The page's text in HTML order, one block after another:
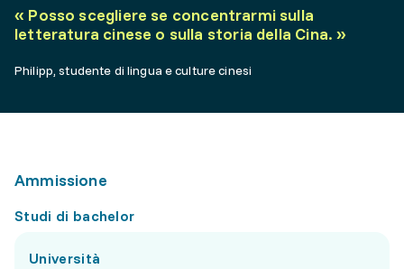
« Posso scegliere se concentrarmi sulla
letteratura cinese o sulla storia della Cina. »
Philipp, studente di lingua e culture cinesi
Ammissione
Studi di bachelor
Università